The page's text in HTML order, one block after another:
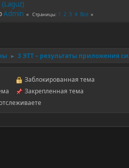
(Laguz)
Admin Страницы 1 2 3 4 Все
► 3 ЭТТ – результаты приложения
Заблокированная тема
Закрепленная тема